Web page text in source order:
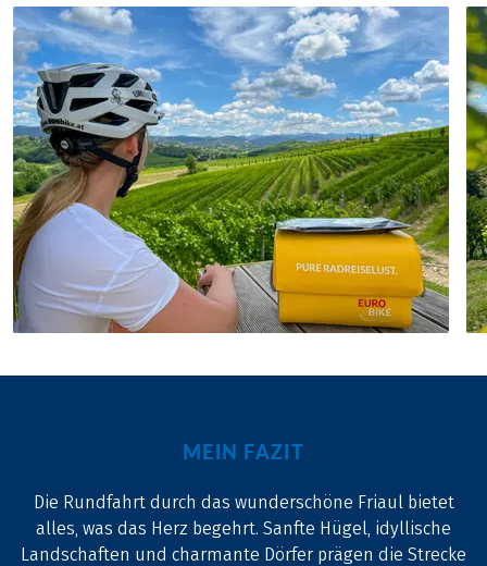
MEIN FAZIT
Die Rundfahrt durch das wunderschöne Friaul bietet
alles, was das Herz begehrt. Sanfte Hügel, idyllische
Landschaften und charmante Dörfer prägen die Strecke